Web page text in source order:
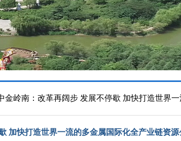
金岭南：改革再阔步 发展不停歇 加快打造世界
加快打造世界一流的多金属国际化全产业链资源